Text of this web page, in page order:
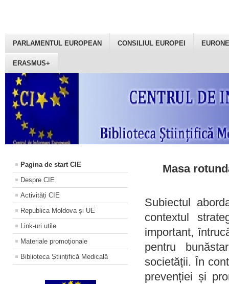
PARLAMENTUL EUROPEAN CONSILIUL EUROPEI
ERASMUS+
Pagina de start CIE
Despre CIE
Activități CIE
Republica Moldova și UE
Link-uri utile
Materiale promoţionale
Biblioteca Științifică Medicală
Masa
Subiectul
contextul
important,
pentru
societății. În
prevenției și